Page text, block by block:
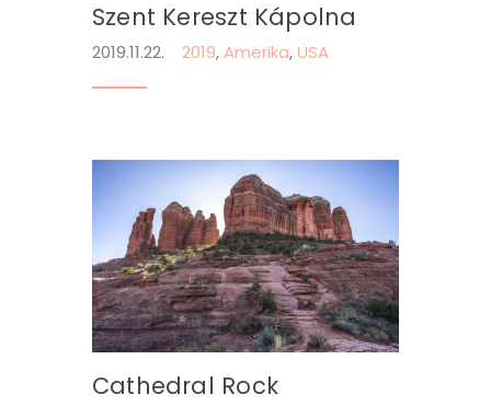
Szent Kereszt Kápolna
2019.11.22. 2019,Amerika,USA
Cathedral Rock